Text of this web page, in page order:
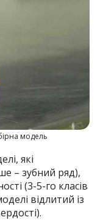
модель
які
– зубний ряд),
(3-5-го класів
відлитий із